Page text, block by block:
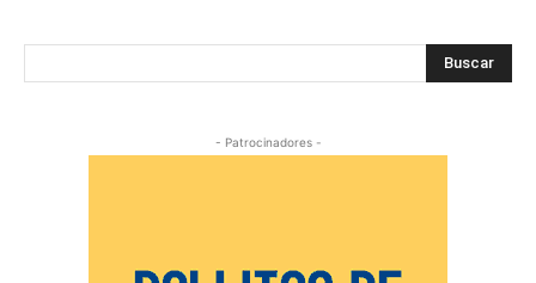
Buscar
- Patrocinadores -